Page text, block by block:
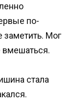
по-
заметить. Мог
вмешаться.
стала